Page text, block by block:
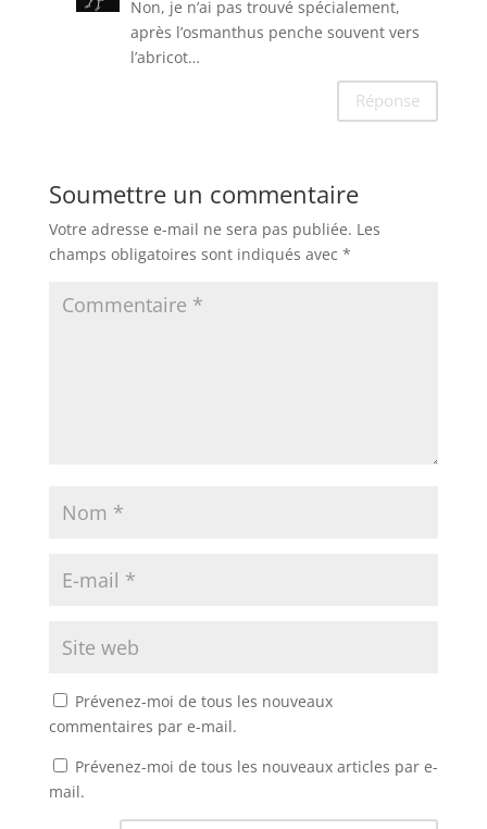
Non, je n’ai pas trouvé spécialement,
après l’osmanthus penche souvent vers
l’abricot…
Réponse
Soumettre un commentaire
Votre adresse e-mail ne sera pas publiée. Les
champs obligatoires sont indiqués avec *
Prévenez-moi de tous les nouveaux
commentaires par e-mail.
Prévenez-moi de tous les nouveaux articles par e-
mail.